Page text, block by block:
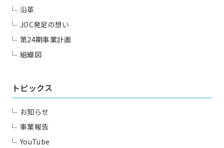
沿革
JOC発足の想い
第24期事業計画
組織図
トピックス
お知らせ
事業報告
YouTube